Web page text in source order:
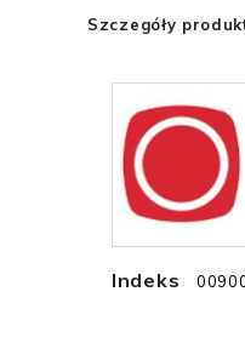
Szczegóły
Indeks